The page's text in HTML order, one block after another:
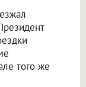
того же